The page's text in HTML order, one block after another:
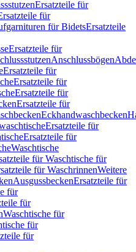
Ersatzteile für
für
für BidetsErsatzteile
Ersatzteile für
Anschlussbögen
Ersatzteile für
Ersatzteile für
Ersatzteile für
Ersatzteile für
Eckhandwaschbecken
Ersatzteile für
Ersatzteile für
Waschtische
für Waschtische für
für WaschrinnenWeitere
AusgussbeckenErsatzteile für
für
für
Waschtische für
für
für